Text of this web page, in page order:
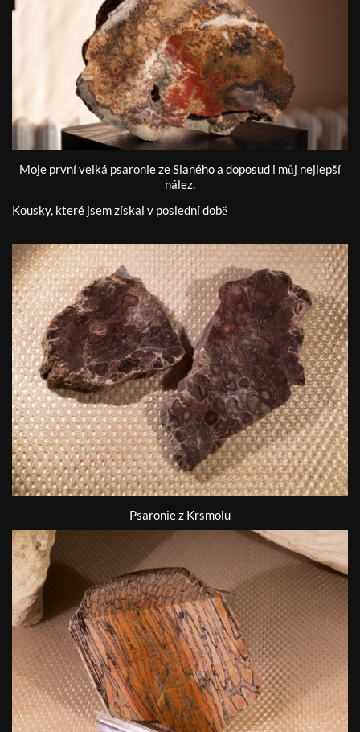
Moje první velká psaronie ze Slaného a doposud i můj nejlepší
nález.
Kousky, které jsem získal v poslední době
Psaronie z Krsmolu